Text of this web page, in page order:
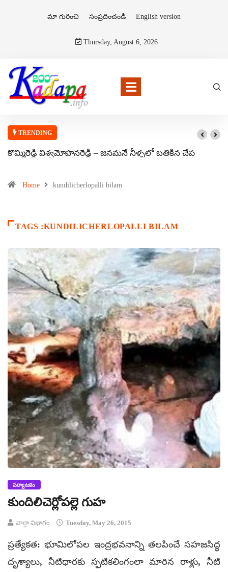
మా గురించి సంప్రదించండి English version
Thursday, August 6, 2026
TRENDING
కొమ్మిరెడ్డి విశ్వమోహనరెడ్డి – జనమనే నీళ్ళలో బతికిన చేప
Home kundilicherlopalli bilam
TAGS :KUNDILICHERLOPALLI BILAM
పర్యాటకం
కుందిలిచెర్లోపల్లె గుహ
వార్తా విభాగం Tuesday, May 26, 2015
ప్రత్యేకత: భూమిలోపల ఇంద్రభవనాన్ని తలపించే సహజసిద్ధ
దృశ్యాలు, నీటిధారకు స్ఫటికలింగంలా మారిన రాళ్లు, నీటి